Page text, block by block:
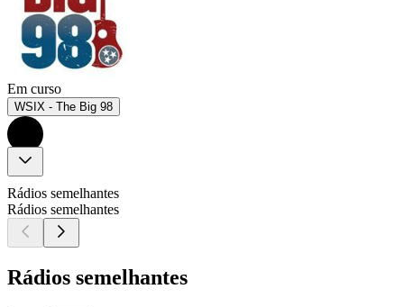
Em curso
WSIX - The Big 98
Rádios semelhantes
Rádios semelhantes
Rádios semelhantes